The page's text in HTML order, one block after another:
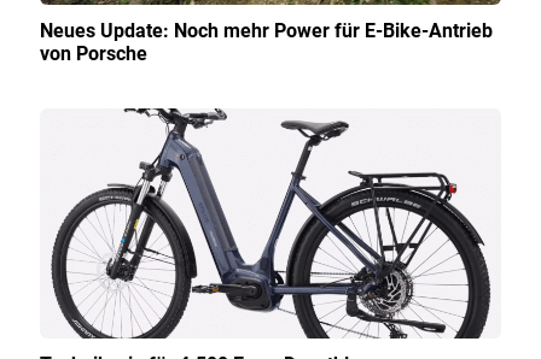
Neues Update: Noch mehr Power für E-Bike-Antrieb
von Porsche